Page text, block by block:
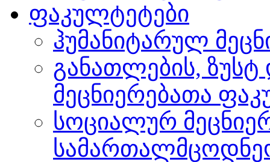
ფაკულტეტები
ჰუმანიტარულ
განათლების, ზუსტ
მეცნიერებათა
სოციალურ